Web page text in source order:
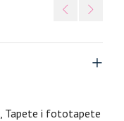
, Tapete i fototapete